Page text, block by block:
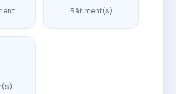
Bâtiment(s)